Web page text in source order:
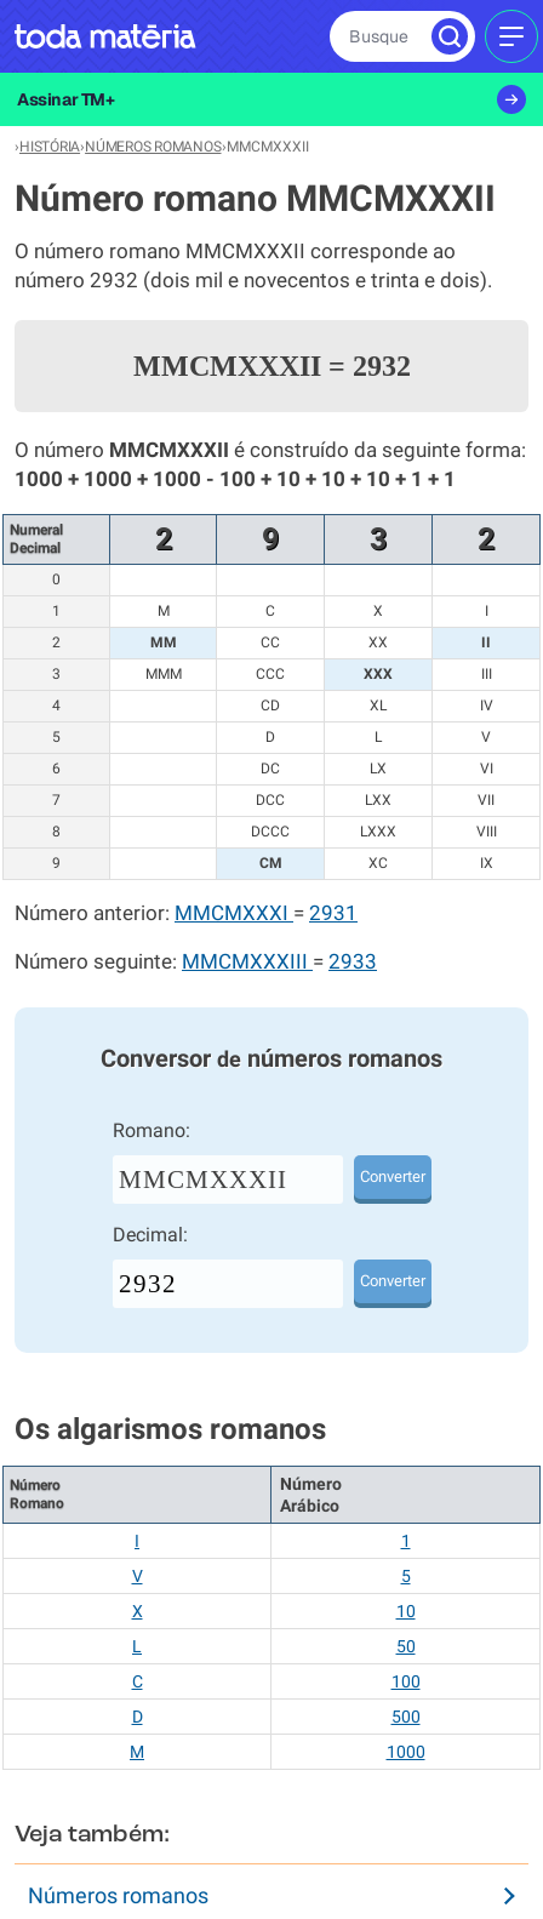
Busque
Assinar TM+
›HISTÓRIA›NÚMEROS ROMANOS›MMCMXXXII
Número romano MMCMXXXII
O número romano MMCMXXXII corresponde ao
número 2932 (dois mil e novecentos e trinta e dois).
MMCMXXXII = 2932
O número MMCMXXXII é construído da seguinte forma:
1000 + 1000 + 1000 - 100 + 10 + 10 + 10 + 1 + 1
Numeral
Decimal
2 9 3 2
0
1
M C X
I
2
MM CC XX
II
3
MMM CCC XXX
III
4
CD XL
IV
5
D L
V
6
DC LX
VI
7
DCC LXX
VII
8
DCCC LXXX
VIII
9
CM XC IX
Número anterior: MMCMXXXI = 2931
Número seguinte: MMCMXXXIII = 2933
Conversor de números romanos
Romano:
MMCMXXXII Converter
Decimal:
Converter
Os algarismos romanos
Número
Romano
Número
Arábico
I
1
V
5
X
10
L
50
C
100
D
500
M
1000
Veja também:
Números romanos